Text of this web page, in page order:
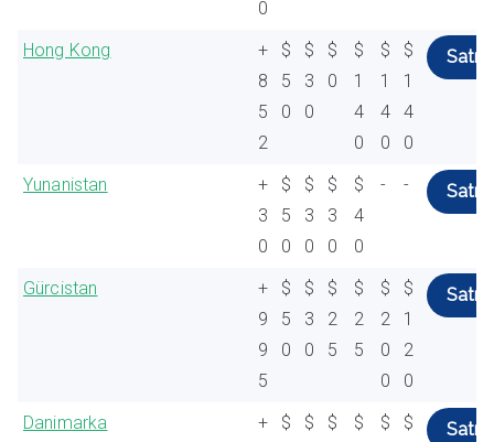
0
Hong Kong
+
8
5
2
$
5
0
$
3
0
$
0
$
1
4
0
$
1
4
0
$
1
4
0
Satın
Yunanistan
+
3
0
$
5
0
$
3
0
$
3
0
$
4
0
- - Satın
Gürcistan
+
9
9
5
$
5
0
$
3
0
$
2
5
$
2
5
$
2
0
0
$
1
2
0
Satın
Danimarka
+
$
$
$
$
$
$
Satın